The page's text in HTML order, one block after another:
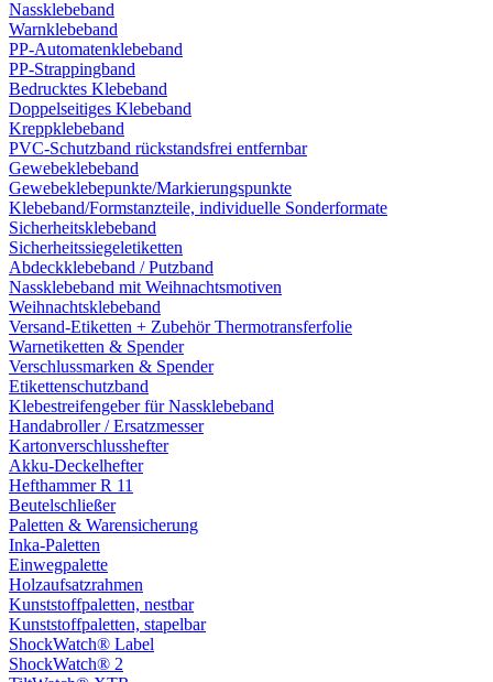
Nassklebeband
Warnklebeband
PP-Automatenklebeband
PP-Strappingband
Bedrucktes Klebeband
Doppelseitiges Klebeband
Kreppklebeband
PVC-Schutzband rückstandsfrei entfernbar
Gewebeklebeband
Gewebeklebepunkte/Markierungspunkte
Klebeband/Formstanzteile, individuelle Sonderformate
Sicherheitsklebeband
Sicherheitssiegeletiketten
Abdeckklebeband / Putzband
Nassklebeband mit Weihnachtsmotiven
Weihnachtsklebeband
Versand-Etiketten + Zubehör Thermotransferfolie
Warnetiketten & Spender
Verschlussmarken & Spender
Etikettenschutzband
Klebestreifengeber für Nassklebeband
Handabroller / Ersatzmesser
Kartonverschlusshefter
Akku-Deckelhefter
Hefthammer R 11
Beutelschließer
Paletten & Warensicherung
Inka-Paletten
Einwegpalette
Holzaufsatzrahmen
Kunststoffpaletten, nestbar
Kunststoffpaletten, stapelbar
ShockWatch® Label
ShockWatch® 2